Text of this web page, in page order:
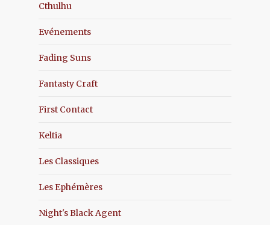
Cthulhu
Evénements
Fading Suns
Fantasty Craft
First Contact
Keltia
Les Classiques
Les Ephémères
Night's Black Agent